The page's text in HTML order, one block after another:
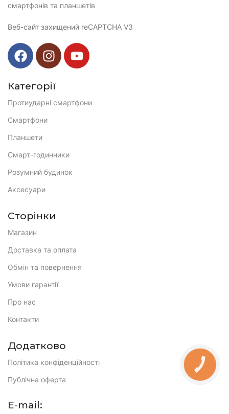
смартфонів та планшетів
Веб-сайт захищений reCAPTCHA V3
Категорії
Протиударні смартфони
Смартфони
Планшети
Смарт-годинники
Розумний будинок
Аксесуари
Сторінки
Магазин
Доставка та оплата
Обмін та повернення
Умови гарантії
Про нас
Контакти
Додатково
Політика конфіденційності
Публічна оферта
E-mail:
КНОПКА
ЗВ'ЯЗКУ